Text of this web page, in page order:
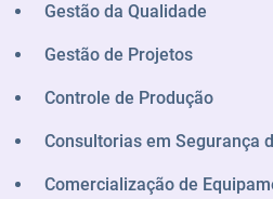
Gestão da Qualidade
Gestão de Projetos
Controle de Produção
Consultorias em Segurança
Comercialização de